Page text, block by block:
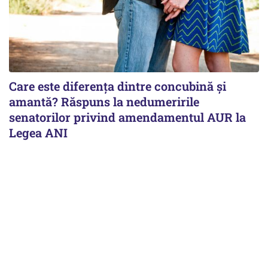
Care este diferența dintre concubină și
amantă? Răspuns la nedumeririle
senatorilor privind amendamentul AUR la
Legea ANI